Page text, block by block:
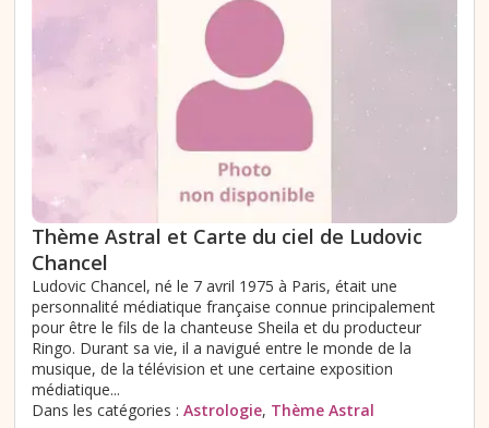
Thème Astral et Carte du ciel de Ludovic
Chancel
Ludovic Chancel, né le 7 avril 1975 à Paris, était une
personnalité médiatique française connue principalement
pour être le fils de la chanteuse Sheila et du producteur
Ringo. Durant sa vie, il a navigué entre le monde de la
musique, de la télévision et une certaine exposition
médiatique...
Dans les catégories : Astrologie, Thème Astral